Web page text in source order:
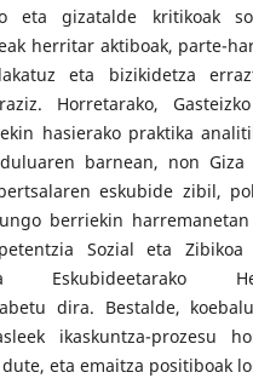
eta gizatalde kritikoak
herritar aktiboak, parte-
eta bizikidetza
Horretarako,
hasierako praktika
barnean, non Giza
eskubide zibil,
berriekin
Sozial eta
Eskubideetarako
dira. Bestalde,
ikaskuntza-prozesu
eta emaitza positiboak